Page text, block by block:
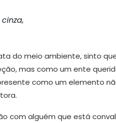
do meio ambiente, sinto
mas como um ente
como um elemento
com alguém que está